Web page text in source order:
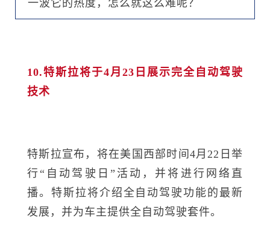
一波它的热度，怎么就这么难呢？
10.特斯拉将于4月23日展示完全自动驾驶
技术
特斯拉宣布，将在美国西部时间4月22日举
行“自动驾驶日”活动，并将进行网络直
播。特斯拉将介绍全自动驾驶功能的最新
发展，并为车主提供全自动驾驶套件。